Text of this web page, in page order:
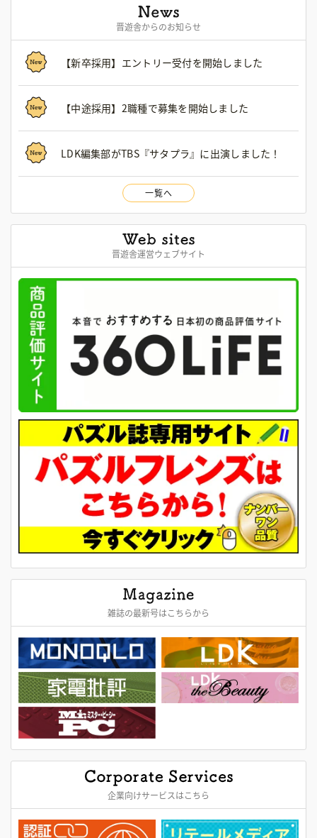
晋遊舎からのお知らせ
【新卒採用】エントリー受付を開始しました
【中途採用】2職種で募集を開始しました
LDK編集部がTBS『サタプラ』に出演しました！
一覧へ
晋遊舎運営ウェブサイト
雑誌の最新号はこちらから
企業向けサービスはこちら